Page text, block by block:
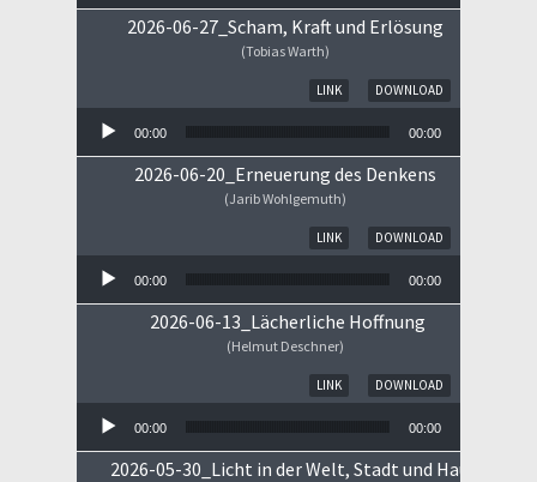
2026-06-27_Scham, Kraft und Erlösung
(Tobias Warth)
DOWNLOAD
LINK
00:00 00:00
2026-06-20_Erneuerung des Denkens
(Jarib Wohlgemuth)
DOWNLOAD
LINK
00:00 00:00
2026-06-13_Lächerliche Hoffnung
(Helmut Deschner)
DOWNLOAD
LINK
00:00 00:00
2026-05-30_Licht in der Welt, Stadt und Haus